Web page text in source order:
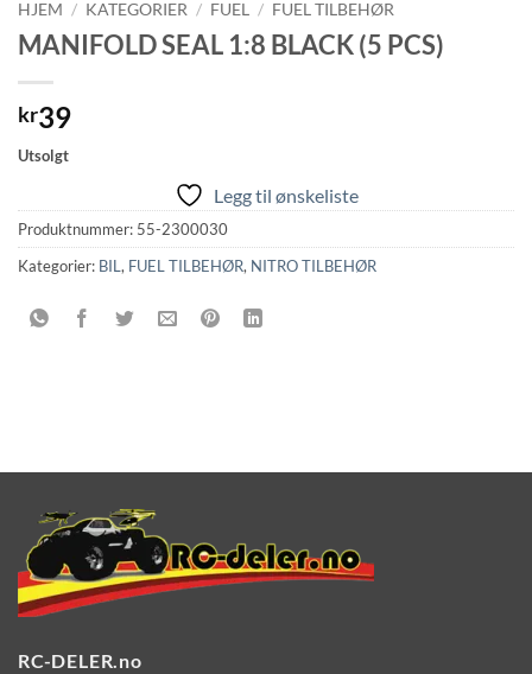
HJEM / KATEGORIER / FUEL / FUEL TILBEHØR
MANIFOLD SEAL 1:8 BLACK (5 PCS)
kr39
Utsolgt
Legg til ønskeliste
Produktnummer: 55-2300030
Kategorier: BIL , FUEL TILBEHØR, NITRO TILBEHØR
RC-DELER.no